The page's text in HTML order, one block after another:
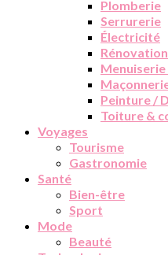
Plomberie
Serrurerie
Électricité
Peinture /
Toiture &
Voyages
Tourisme
Gastronomie
Santé
Bien-être
Sport
Mode
Beauté